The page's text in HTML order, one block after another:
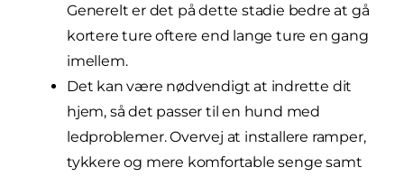
Generelt er det på dette stadie bedre at gå
kortere ture oftere end lange ture en gang
imellem.
Det kan være nødvendigt at indrette dit
hjem, så det passer til en hund med
ledproblemer. Overvej at installere ramper,
tykkere og mere komfortable senge samt